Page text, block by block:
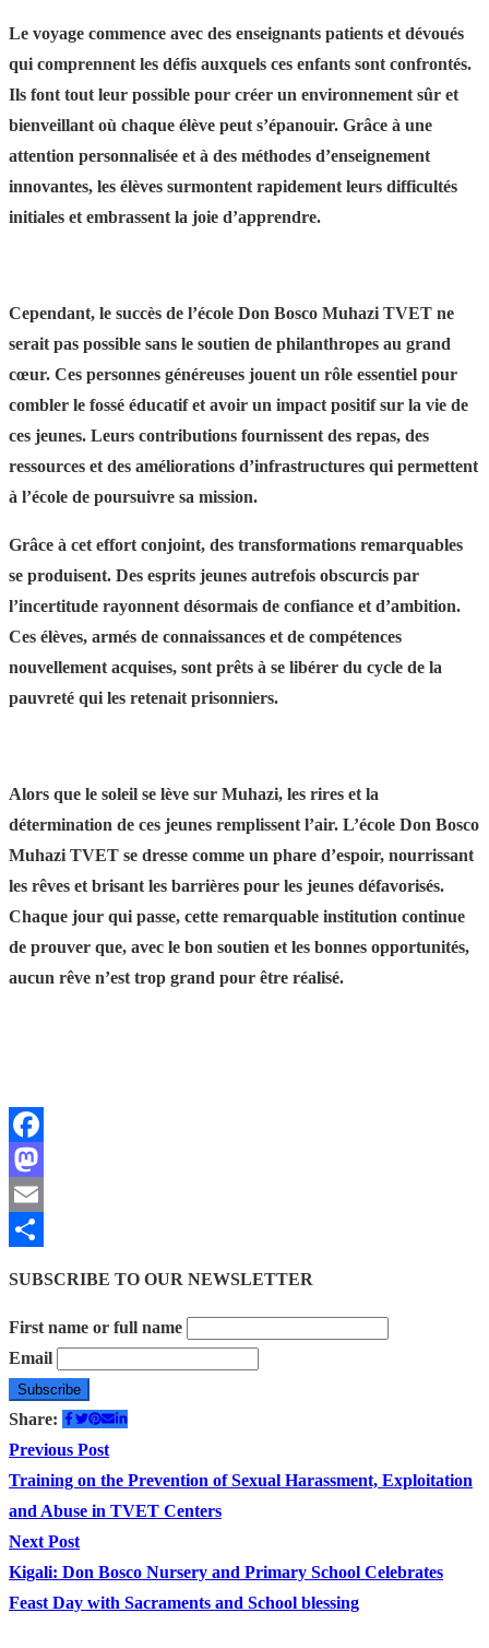
Le voyage commence avec des enseignants patients et dévoués
qui comprennent les défis auxquels ces enfants sont confrontés.
Ils font tout leur possible pour créer un environnement sûr et
bienveillant où chaque élève peut s’épanouir. Grâce à une
attention personnalisée et à des méthodes d’enseignement
innovantes, les élèves surmontent rapidement leurs difficultés
initiales et embrassent la joie d’apprendre.
Cependant, le succès de l’école Don Bosco Muhazi TVET ne
serait pas possible sans le soutien de philanthropes au grand
cœur. Ces personnes généreuses jouent un rôle essentiel pour
combler le fossé éducatif et avoir un impact positif sur la vie de
ces jeunes. Leurs contributions fournissent des repas, des
ressources et des améliorations d’infrastructures qui permettent
à l’école de poursuivre sa mission.
Grâce à cet effort conjoint, des transformations remarquables
se produisent. Des esprits jeunes autrefois obscurcis par
l’incertitude rayonnent désormais de confiance et d’ambition.
Ces élèves, armés de connaissances et de compétences
nouvellement acquises, sont prêts à se libérer du cycle de la
pauvreté qui les retenait prisonniers.
Alors que le soleil se lève sur Muhazi, les rires et la
détermination de ces jeunes remplissent l’air. L’école Don Bosco
Muhazi TVET se dresse comme un phare d’espoir, nourrissant
les rêves et brisant les barrières pour les jeunes défavorisés.
Chaque jour qui passe, cette remarquable institution continue
de prouver que, avec le bon soutien et les bonnes opportunités,
aucun rêve n’est trop grand pour être réalisé.
Facebook
Mastodon
Email
SUBSCRIBE TO OUR NEWSLETTER
First name or full name
Email
Share:
Post
navigation
Previous PostPrevious
post:
Training on the Prevention of Sexual Harassment, Exploitation
and Abuse in TVET Centers
Next PostNext
post:
Kigali: Don Bosco Nursery and Primary School Celebrates
Feast Day with Sacraments and School blessing